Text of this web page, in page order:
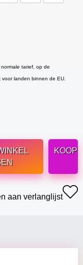
tarief, op de
landen binnen de EU.
KOOP
aan verlanglijst